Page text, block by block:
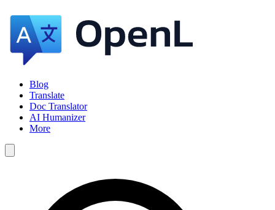
Blog
Translate
Doc Translator
AI Humanizer
More